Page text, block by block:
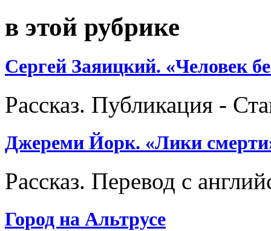
в этой рубрике
Сергей Заяицкий. «Человек
Рассказ. Публикация -
Джереми Йорк. «Лики
Рассказ. Перевод с
Город на Альтрусе